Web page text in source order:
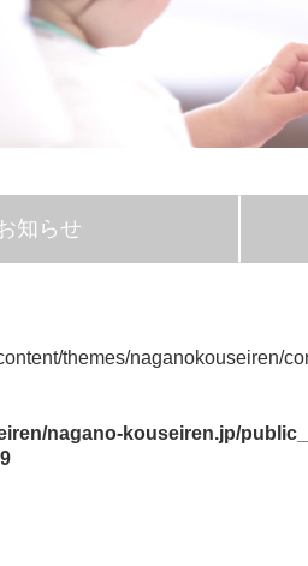
知らせ
themes/naganokouseiren/
nagano-kouseiren.jp/